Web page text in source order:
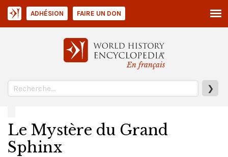
En français
❯
ADHÉSION FAIRE UN DON
Le Mystère du Grand
Sphinx